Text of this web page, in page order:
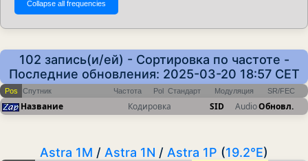
102 запись(и/ей) - Сортировка по частоте -
Последние обновления: 2025-03-20 18:57 CET
Pos Спутник Частота Pol Стандарт Модуляция SR/FEC
Название Кодировка SID AudioОбновл.
Astra 1M / Astra 1N / Astra 1P (19.2°E)